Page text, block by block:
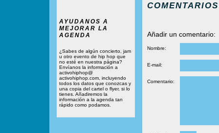
AYUDANOS A
MEJORAR LA
AGENDA
¿Sabes de algún concierto, jam
u otro evento de hip hop que
no esté en nuestra página?
Envíanos la información a
activohiphop@
activohiphop.com, incluyendo
todos los datos que conozcas y
una copia del cartel o flyer, si lo
tienes. Añadiremos la
información a la agenda tan
rápido como podamos.
COMENTARIOS
Añadir un comentario:
Nombre:
E-mail:
Comentario: